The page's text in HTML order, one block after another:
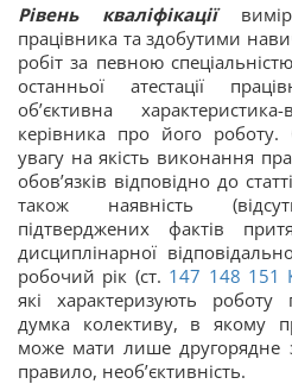
Рівень кваліфікації
працівника та здобутими
робіт за певною
останньої атестації
об’єктивна
керівника про його роботу.
увагу на якість виконання
обов’язків відповідно до статті
також наявність
підтверджених фактів
дисциплінарної
робочий рік (ст. 147 148 151
які характеризують
думка колективу, в якому
може мати лише другорядне
правило, необ’єктивність.